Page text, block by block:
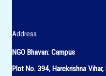
Address
NGO Bhavan: Campus
Plot No. 394, Harekrishna